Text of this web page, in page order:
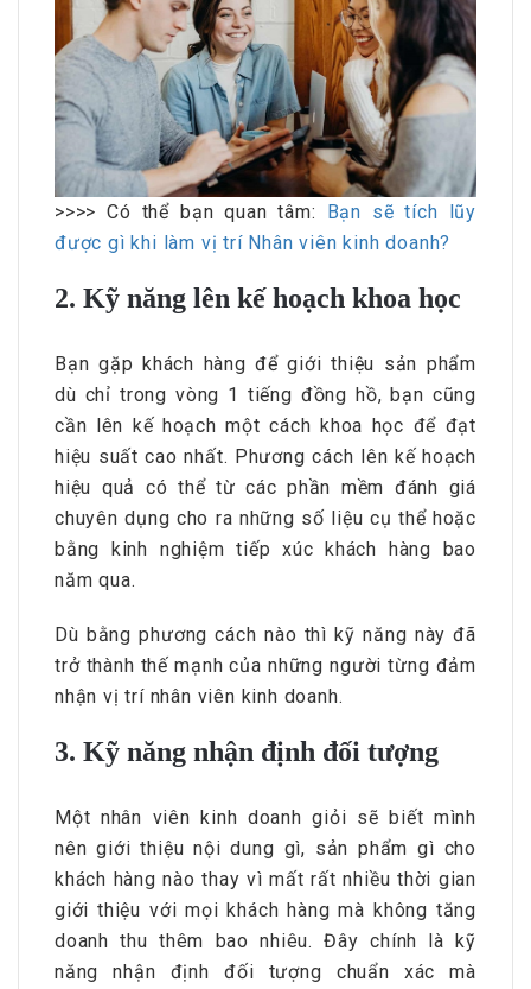
>>>> Có thể bạn quan tâm: Bạn sẽ tích lũy
được gì khi làm vị trí Nhân viên kinh doanh?
2. Kỹ năng lên kế hoạch khoa học
Bạn gặp khách hàng để giới thiệu sản phẩm
dù chỉ trong vòng 1 tiếng đồng hồ, bạn cũng
cần lên kế hoạch một cách khoa học để đạt
hiệu suất cao nhất. Phương cách lên kế hoạch
hiệu quả có thể từ các phần mềm đánh giá
chuyên dụng cho ra những số liệu cụ thể hoặc
bằng kinh nghiệm tiếp xúc khách hàng bao
năm qua.
Dù bằng phương cách nào thì kỹ năng này đã
trở thành thế mạnh của những người từng đảm
nhận vị trí nhân viên kinh doanh.
3. Kỹ năng nhận định đối tượng
Một nhân viên kinh doanh giỏi sẽ biết mình
nên giới thiệu nội dung gì, sản phẩm gì cho
khách hàng nào thay vì mất rất nhiều thời gian
giới thiệu với mọi khách hàng mà không tăng
doanh thu thêm bao nhiêu. Đây chính là kỹ
năng nhận định đối tượng chuẩn xác mà